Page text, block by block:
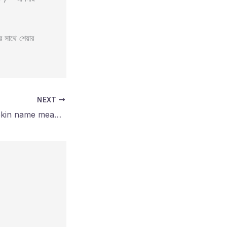
শেয়ার
NEXT
রাকিন নামের অর্থ কি? Rekin name meaning in bengali?